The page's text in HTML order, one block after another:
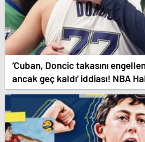
‘Cuban, Doncic takasını
ancak geç kaldı’ iddiası! NBA